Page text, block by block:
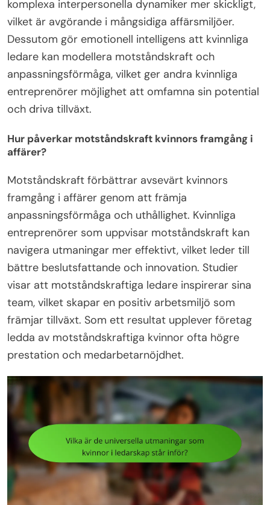
komplexa interpersonella dynamiker mer skickligt,
vilket är avgörande i mångsidiga affärsmiljöer.
Dessutom gör emotionell intelligens att kvinnliga
ledare kan modellera motståndskraft och
anpassningsförmåga, vilket ger andra kvinnliga
entreprenörer möjlighet att omfamna sin potential
och driva tillväxt.
Hur påverkar motståndskraft kvinnors framgång i
affärer?
Motståndskraft förbättrar avsevärt kvinnors
framgång i affärer genom att främja
anpassningsförmåga och uthållighet. Kvinnliga
entreprenörer som uppvisar motståndskraft kan
navigera utmaningar mer effektivt, vilket leder till
bättre beslutsfattande och innovation. Studier
visar att motståndskraftiga ledare inspirerar sina
team, vilket skapar en positiv arbetsmiljö som
främjar tillväxt. Som ett resultat upplever företag
ledda av motståndskraftiga kvinnor ofta högre
prestation och medarbetarnöjdhet.